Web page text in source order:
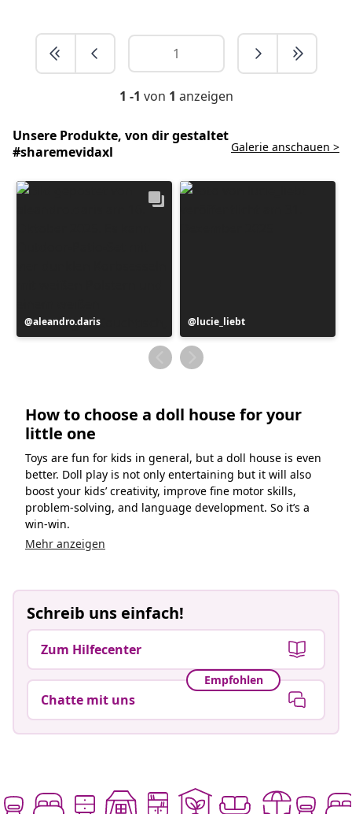
1 -1 von 1 anzeigen
Unsere Produkte, von dir gestaltet
#sharemevidaxl
Galerie anschauen >
Beitrag
veröffentlicht
aleandro.daris
Beitrag
veröffentlicht
von
lucie_liebt
How to choose a doll house for your
little one
Toys are fun for kids in general, but a doll house is even
better. Doll play is not only entertaining but it will also
boost your kids’ creativity, improve fine motor skills,
problem-solving, and language development. So it’s a
win-win.
Mehr anzeigen
Schreib uns einfach!
Zum Hilfecenter
Empfohlen
Chatte mit uns